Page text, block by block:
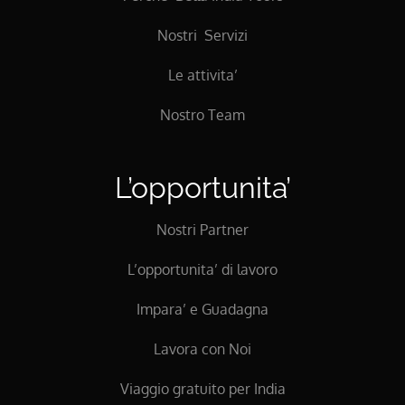
Nostri Servizi
Le attivita’
Nostro Team
L’opportunita’
Nostri Partner
L’opportunita’ di lavoro
Impara’ e Guadagna
Lavora con Noi
Viaggio gratuito per India